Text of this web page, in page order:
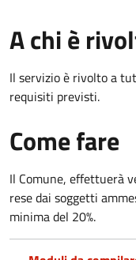
A chi è
Il servizio è rivolto a
requisiti previsti.
Come fare
Il Comune, effettuerà
rese dai soggetti
minima del 20%.